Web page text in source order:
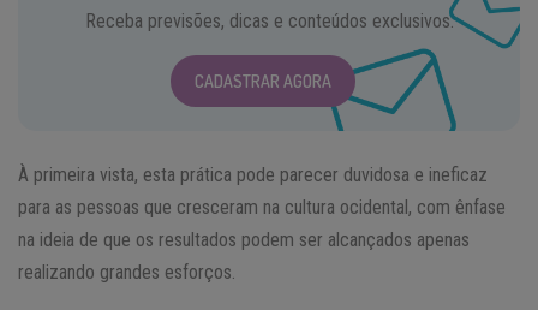
Receba previsões, dicas e conteúdos exclusivos.
CADASTRAR AGORA
À primeira vista, esta prática pode parecer duvidosa e ineficaz
para as pessoas que cresceram na cultura ocidental, com ênfase
na ideia de que os resultados podem ser alcançados apenas
realizando grandes esforços.